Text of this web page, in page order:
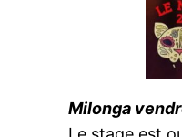
Milonga